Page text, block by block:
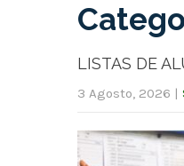
LISTAS DE
3 Agosto, 2026 |